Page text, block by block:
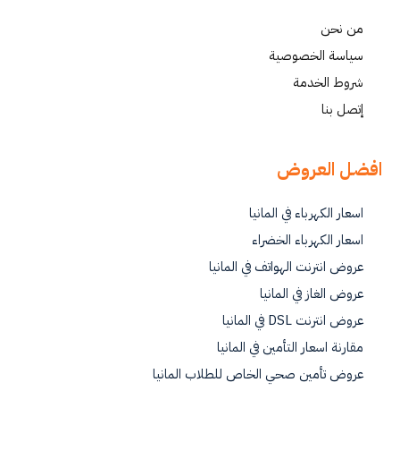
من نحن
سياسة الخصوصية
شروط الخدمة
إتصل بنا
افضل العروض
اسعار الكهرباء في المانيا
اسعار الكهرباء الخضراء
عروض انترنت الهواتف في المانيا
عروض الغاز في المانيا
عروض انترنت DSL في المانيا
مقارنة اسعار التأمين في المانيا
عروض تأمين صحي الخاص للطلاب المانيا